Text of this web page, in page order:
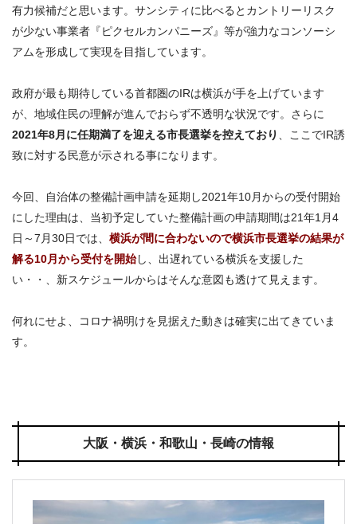
有力候補だと思います。サンシティに比べるとカントリーリスク
が少ない事業者『ピクセルカンパニーズ』等が強力なコンソーシ
アムを形成して実現を目指しています。
政府が最も期待している首都圏のIRは横浜が手を上げています
が、地域住民の理解が進んでおらず不透明な状況です。さらに
2021年8月に任期満了を迎える市長選挙を控えており
、ここでIR誘
致に対する民意が示される事になります。
今回、自治体の整備計画申請を延期し2021年10月からの受付開始
にした理由は、当初予定していた整備計画の申請期間は21年1月4
日～7月30日では、 横浜が間に合わないので横浜市長選挙の結果が
解る10月から受付を開始し、出遅れている横浜を支援した
い・・、新スケジュールからはそんな意図も透けて見えます。
何れにせよ、コロナ禍明けを見据えた動きは確実に出てきていま
す。
大阪・横浜・和歌山・長崎の情報